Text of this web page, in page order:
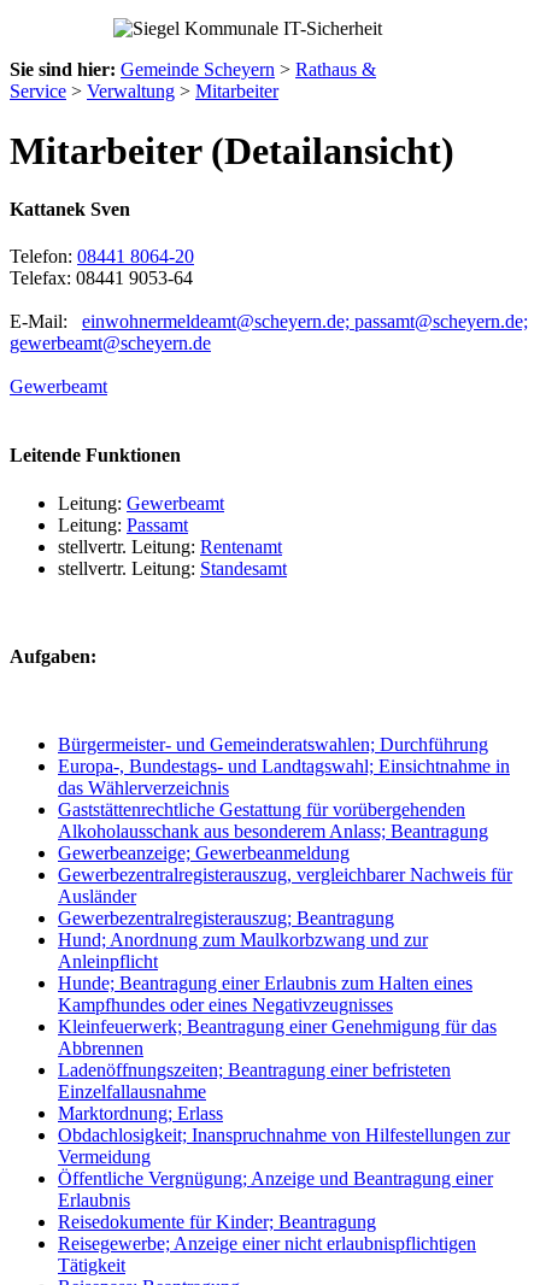
Sie sind hier: Gemeinde Scheyern > Rathaus &
Service > Verwaltung > Mitarbeiter
Mitarbeiter (Detailansicht)
Kattanek Sven
Telefon: 08441 8064-20
Telefax: 08441 9053-64
E-Mail: einwohnermeldeamt@scheyern.de; passamt@scheyern.de;
gewerbeamt@scheyern.de
Gewerbeamt
Leitende Funktionen
Leitung: Gewerbeamt
Leitung: Passamt
stellvertr. Leitung: Rentenamt
stellvertr. Leitung: Standesamt
Aufgaben:
Bürgermeister- und Gemeinderatswahlen; Durchführung
Europa-, Bundestags- und Landtagswahl; Einsichtnahme in
das Wählerverzeichnis
Gaststättenrechtliche Gestattung für vorübergehenden
Alkoholausschank aus besonderem Anlass; Beantragung
Gewerbeanzeige; Gewerbeanmeldung
Gewerbezentralregisterauszug, vergleichbarer Nachweis für
Ausländer
Gewerbezentralregisterauszug; Beantragung
Hund; Anordnung zum Maulkorbzwang und zur
Anleinpflicht
Hunde; Beantragung einer Erlaubnis zum Halten eines
Kampfhundes oder eines Negativzeugnisses
Kleinfeuerwerk; Beantragung einer Genehmigung für das
Abbrennen
Ladenöffnungszeiten; Beantragung einer befristeten
Einzelfallausnahme
Marktordnung; Erlass
Obdachlosigkeit; Inanspruchnahme von Hilfestellungen zur
Vermeidung
Öffentliche Vergnügung; Anzeige und Beantragung einer
Erlaubnis
Reisedokumente für Kinder; Beantragung
Reisegewerbe; Anzeige einer nicht erlaubnispflichtigen
Tätigkeit